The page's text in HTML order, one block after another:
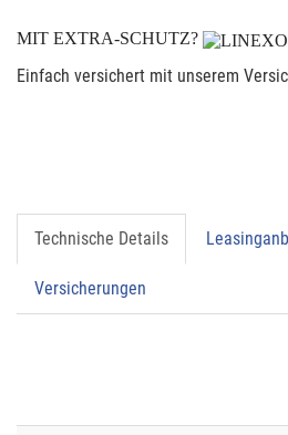
MIT EXTRA-SCHUTZ?
Einfach versichert mit unserem
Technische Details
Versicherungen